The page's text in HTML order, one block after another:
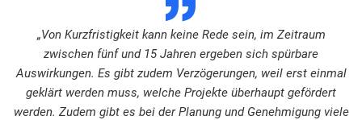
„Von Kurzfristigkeit kann keine Rede sein, im Zeitraum
zwischen fünf und 15 Jahren ergeben sich spürbare
Auswirkungen. Es gibt zudem Verzögerungen, weil erst einmal
geklärt werden muss, welche Projekte überhaupt gefördert
werden. Zudem gibt es bei der Planung und Genehmigung viele